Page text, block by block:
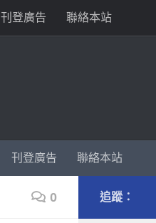
刊登廣告 聯絡本站
刊登廣告 聯絡本站
0 追蹤：